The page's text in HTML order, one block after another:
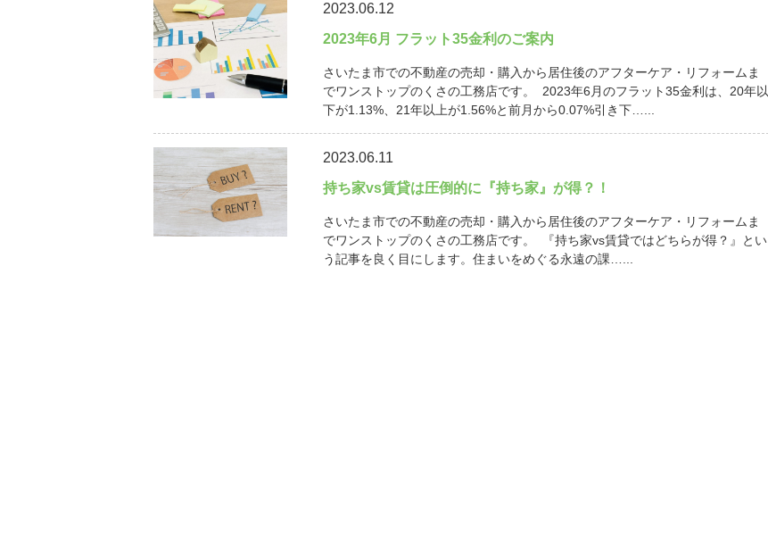
2023.06.12
2023年6月 フラット35金利のご案内
さいたま市での不動産の売却・購入から居住後のアフターケア・リフォームま
でワンストップのくさの工務店です。 2023年6月のフラット35金利は、20年以
下が1.13%、21年以上が1.56%と前月から0.07%引き下…...
2023.06.11
持ち家vs賃貸は圧倒的に『持ち家』が得？！
さいたま市での不動産の売却・購入から居住後のアフターケア・リフォームま
でワンストップのくさの工務店です。 『持ち家vs賃貸ではどちらが得？』とい
う記事を良く目にします。住まいをめぐる永遠の課…...